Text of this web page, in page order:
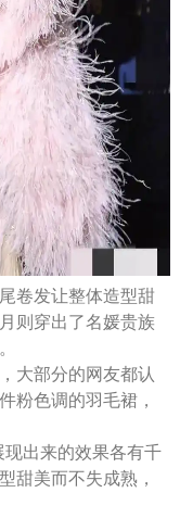
卷发让整体造型甜
则穿出了名媛贵族
大部分的网友都认
粉色调的羽毛裙，
现出来的效果各有千
甜美而不失成熟，